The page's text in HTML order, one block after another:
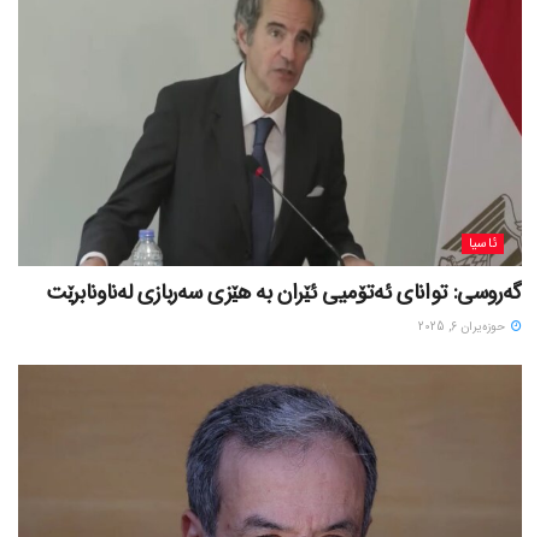
ئاسیا
گەروسی: توانای ئەتۆمیی ئێران بە هێزی سەربازی لەناونابرێت
حوزه‌یران 6, 2025